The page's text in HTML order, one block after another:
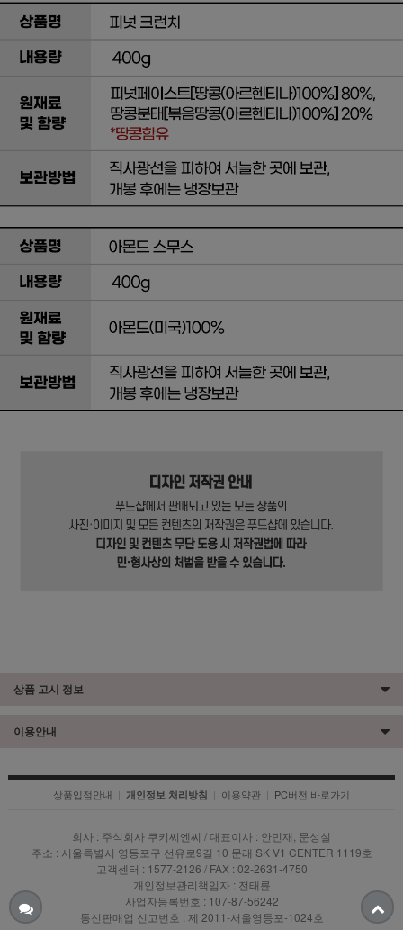
상품 고시 정보
이용안내
상품입점안내 | 개인정보 처리방침 | 이용약관 | PC버전 바로가기
회사 : 주식회사 쿠키씨엔씨 / 대표이사 : 안민재, 문성실
주소 : 서울특별시 영등포구 선유로9길 10 문래 SK V1 CENTER 1119호
고객센터 : 1577-2126 / FAX : 02-2631-4750
개인정보관리책임자 : 전태륜
사업자등록번호 : 107-87-56242
통신판매업 신고번호 : 제 2011-서울영등포-1024호